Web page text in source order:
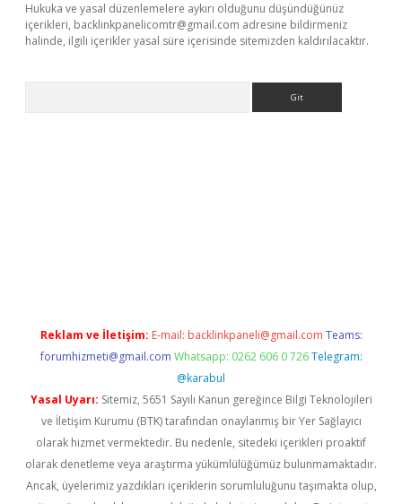
Hukuka ve yasal düzenlemelere aykırı olduğunu düşündüğünüz
içerikleri, backlinkpanelicomtr@gmail.com adresine bildirmeniz
halinde, ilgili içerikler yasal süre içerisinde sitemizden kaldırılacaktır.
Reklam ve İletişim: E-mail: backlinkpaneli@gmail.com Teams:
forumhizmeti@gmail.com Whatsapp: 0262 606 0 726 Telegram:
@karabul
Yasal Uyarı: Sitemiz, 5651 Sayılı Kanun gereğince Bilgi Teknolojileri
ve İletişim Kurumu (BTK) tarafından onaylanmış bir Yer Sağlayıcı
olarak hizmet vermektedir. Bu nedenle, sitedeki içerikleri proaktif
olarak denetleme veya araştırma yükümlülüğümüz bulunmamaktadır.
Ancak, üyelerimiz yazdıkları içeriklerin sorumluluğunu taşımakta olup,